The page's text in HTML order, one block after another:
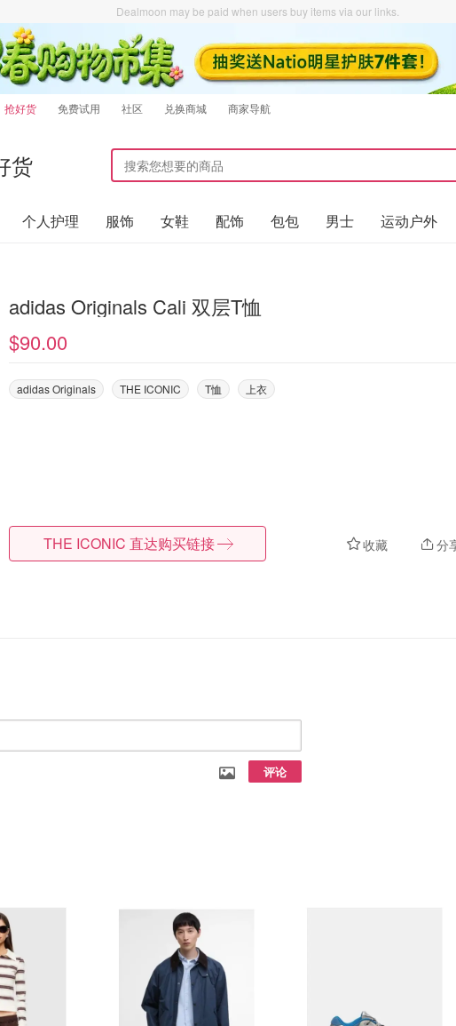
Dealmoon may be paid when users buy items via our links.
抢好货 免费试用 社区 兑换商城 商家导航
货
个人护理 服饰 女鞋 配饰 包包 男士 运动户外
adidas Originals Cali 双层T恤
$90.00
adidas Originals THE ICONIC T恤 上衣
收藏 分
THE ICONIC 直达购买链接
评论